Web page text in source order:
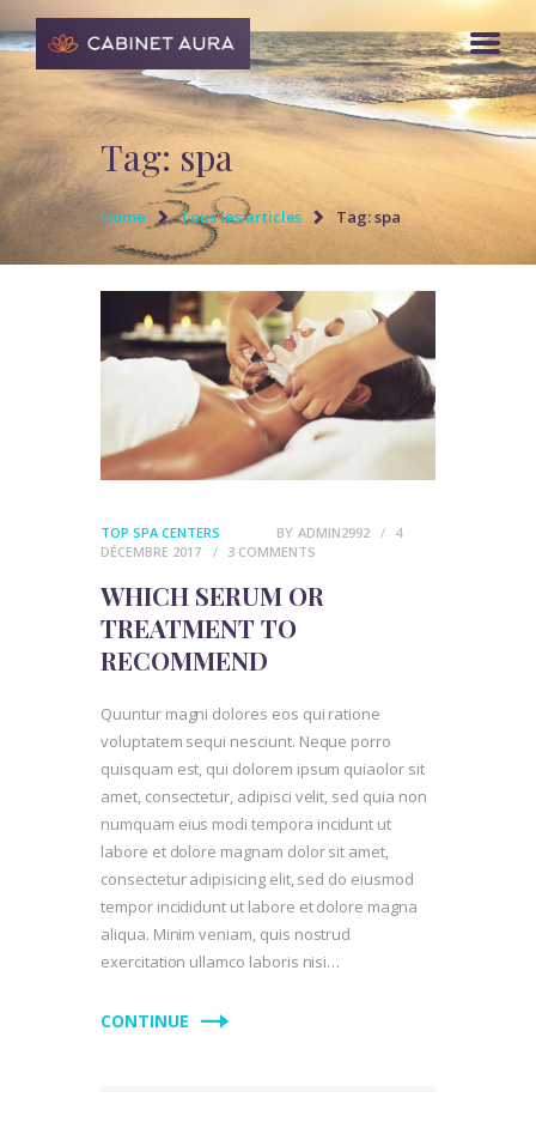
Tag: spa
Home Tous les articles Tag: spa
TOP SPA CENTERS BY ADMIN2992
4
DÉCEMBRE 2017
3 COMMENTS
WHICH SERUM OR
TREATMENT TO
RECOMMEND
Quuntur magni dolores eos qui ratione
voluptatem sequi nesciunt. Neque porro
quisquam est, qui dolorem ipsum quiaolor sit
amet, consectetur, adipisci velit, sed quia non
numquam eius modi tempora incidunt ut
labore et dolore magnam dolor sit amet,
consectetur adipisicing elit, sed do eiusmod
tempor incididunt ut labore et dolore magna
aliqua. Minim veniam, quis nostrud
exercitation ullamco laboris nisi…
CONTINUE